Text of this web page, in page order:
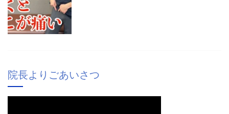
院長よりごあいさつ